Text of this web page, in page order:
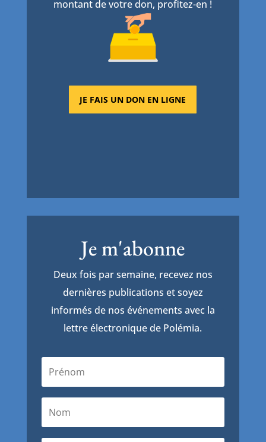
montant de votre don, profitez-en !
JE FAIS UN DON EN LIGNE
Je m'abonne
Deux fois par semaine, recevez nos
dernières publications et soyez
informés de nos événements avec la
lettre électronique de Polémia.